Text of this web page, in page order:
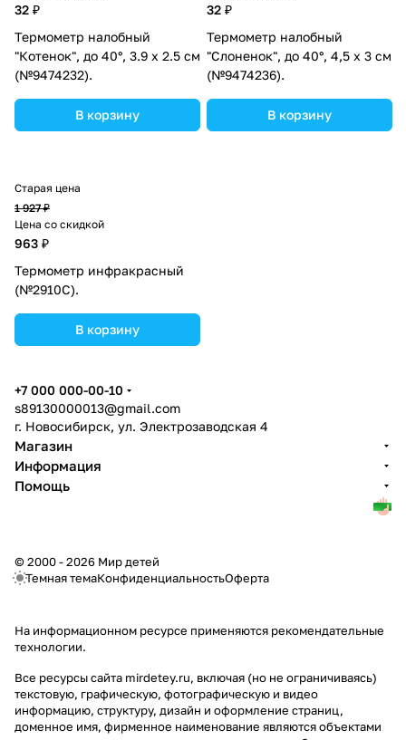
32 ₽
Термометр налобный
"Котенок", до 40°, 3.9 х 2.5 см
(№9474232).
В корзину
32 ₽
Термометр налобный
"Слоненок", до 40°, 4,5 х 3 см
(№9474236).
В корзину
Старая цена
1 927 ₽
Цена со скидкой
963 ₽
Термометр инфракрасный
(№2910С).
В корзину
+7 000 000-00-10
s89130000013@gmail.com
г. Новосибирск, ул. Электрозаводская 4
Магазин
Информация
Помощь
© 2000 - 2026 Мир детей
Темная темаКонфиденциальностьОферта
На информационном ресурсе применяются рекомендательные
технологии.
Все ресурсы сайта mirdetey.ru, включая (но не ограничиваясь)
текстовую, графическую, фотографическую и видео
информацию, структуру, дизайн и оформление страниц,
доменное имя, фирменное наименование являются объектами